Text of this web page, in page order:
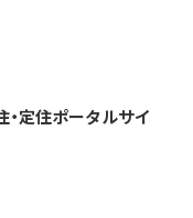
・定住ポータルサイ